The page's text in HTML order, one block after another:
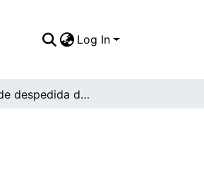
Log In
Reunión de despedida de soltera a Luz Eugenia Vallejo